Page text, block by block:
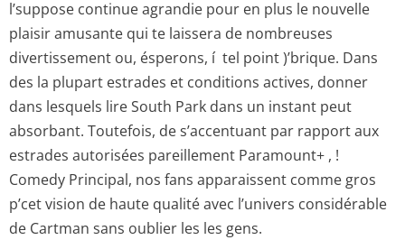
l’suppose continue agrandie pour en plus le nouvelle
plaisir amusante qui te laissera de nombreuses
divertissement ou, ésperons, í tel point )’brique. Dans
des la plupart estrades et conditions actives, donner
dans lesquels lire South Park dans un instant peut
absorbant. Toutefois, de s’accentuant par rapport aux
estrades autorisées pareillement Paramount+ , !
Comedy Principal, nos fans apparaissent comme gros
p’cet vision de haute qualité avec l’univers considérable
de Cartman sans oublier les les gens.